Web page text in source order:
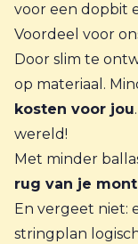
voor een dopbit
Voordeel voor
Door slim te
op materiaal.
kosten voor jou
wereld!
Met minder
rug van je
En vergeet niet:
stringplan